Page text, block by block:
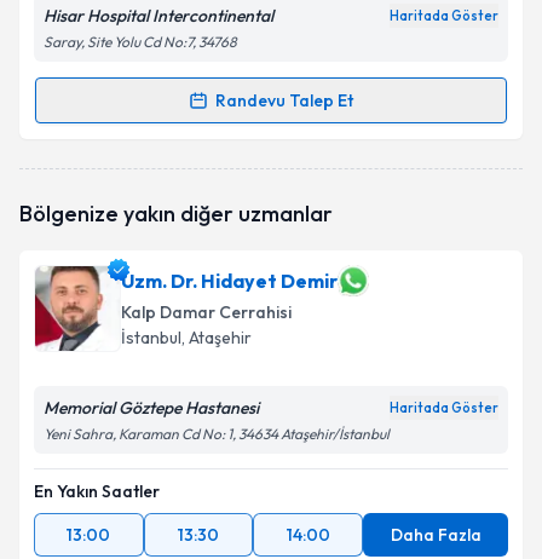
Hisar Hospital Intercontinental Haritada Göster
Saray, Site Yolu Cd No:7, 34768
Randevu Talep Et
Randevu Takvimi Talebi
oluşturun. Size bu uzmandan randevu almanız için bir
E-posta Adresiniz
Kişisel verilerimin işlenmesine ilişkin
Aydınlatma
Metni'ni okudum ve kişisel verilerimin belirtilen
Takvim Talebini Gönder
Bölgenize yakın diğer uzmanlar
Uzm. Dr. Hidayet Demir
Kalp Damar Cerrahisi
İstanbul, Ataşehir
Memorial Göztepe Hastanesi Haritada Göster
Yeni Sahra, Karaman Cd No: 1, 34634 Ataşehir/İstanbul
En Yakın Saatler
13:00
13:30 14:00 Daha Fazla